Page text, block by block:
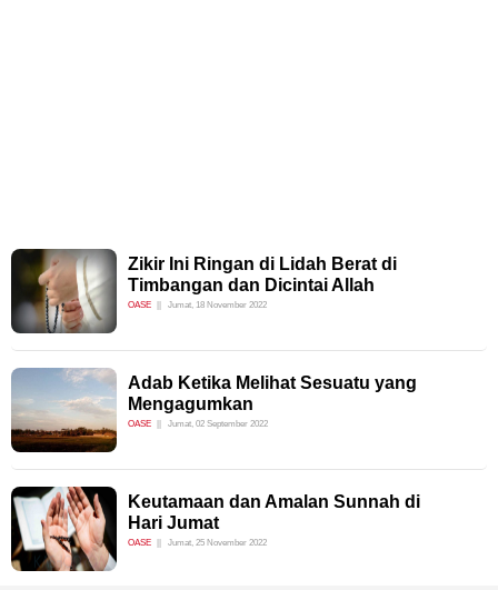
Zikir Ini Ringan di Lidah Berat di
Timbangan dan Dicintai Allah
OASE Jumat, 18 November 2022
Adab Ketika Melihat Sesuatu yang
Mengagumkan
OASE Jumat, 02 September 2022
Keutamaan dan Amalan Sunnah di
Hari Jumat
OASE Jumat, 25 November 2022